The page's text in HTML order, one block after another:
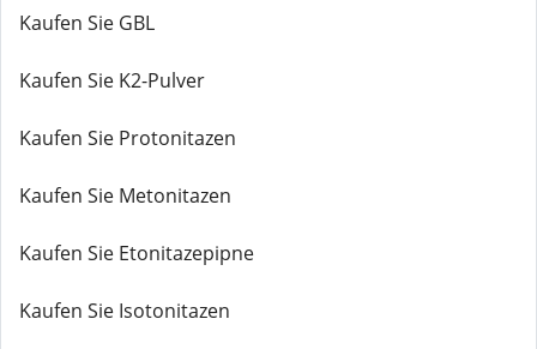
Kaufen Sie GBL
Kaufen Sie K2-Pulver
Kaufen Sie Protonitazen
Kaufen Sie Metonitazen
Kaufen Sie Etonitazepipne
Kaufen Sie Isotonitazen